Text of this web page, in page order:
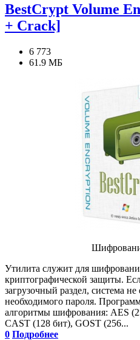
BestCrypt Volume
+ Crack]
6 773
61.9 МБ
Утилита служит для
криптографической защиты.
загрузочный раздел, система не
необходимого пароля.
алгоритмы шифрования: AES
CAST (128 бит), GOST (256...
0 Подробнее